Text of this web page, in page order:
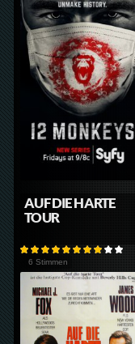
AUF DIE HARTE
TOUR
6 Stimmen